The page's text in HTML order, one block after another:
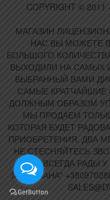
COPYRIGHT ©
МАГАЗИН
НАС ВЫ МОЖЕТЕ
БОЛЬШОГО
ВЫХОДИЛИ НА САМЫХ
ВЫБРАННЫЙ ВАМИ
САМЫЕ КРАТЧАЙШИЕ
ДОЛЖНЫМ ОБРАЗОМ
МЫ ПРОДАЕМ
КОТОРАЯ БУДЕТ
ПРИОБРЕТЕНИЯ. ДВА
НЕ СТЕСНЯЙТЕСЬ
ВАМ ВСЕГДА РАДЫ
МЕЛОМАНА"